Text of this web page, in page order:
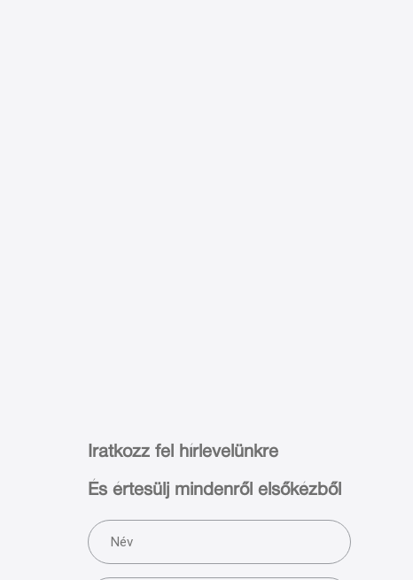
Iratkozz fel hírlevelünkre
És értesülj mindenről elsőkézből